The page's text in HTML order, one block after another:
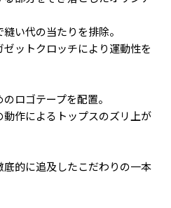
い代の当たりを排除。
ットクロッチにより運動性を
ロゴテープを配置。
作によるトップスのズリ上が
的に追及したこだわりの一本